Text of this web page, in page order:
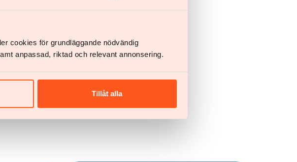
cookies för grundläggande nödvändig
anpassad, riktad och relevant annonsering.
Tillåt alla
unter